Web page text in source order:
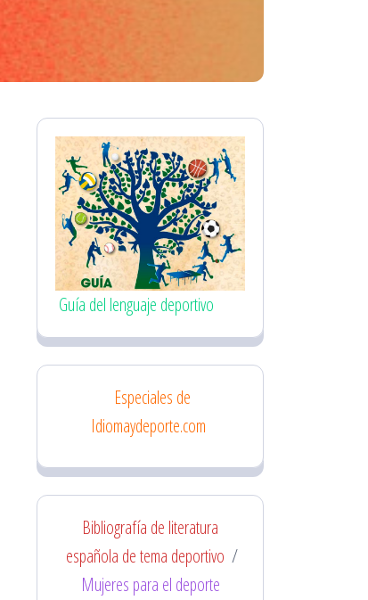
Guía del lenguaje deportivo
Especiales de
Idiomaydeporte.com
Bibliografía de literatura
española de tema deportivo /
Mujeres para el deporte